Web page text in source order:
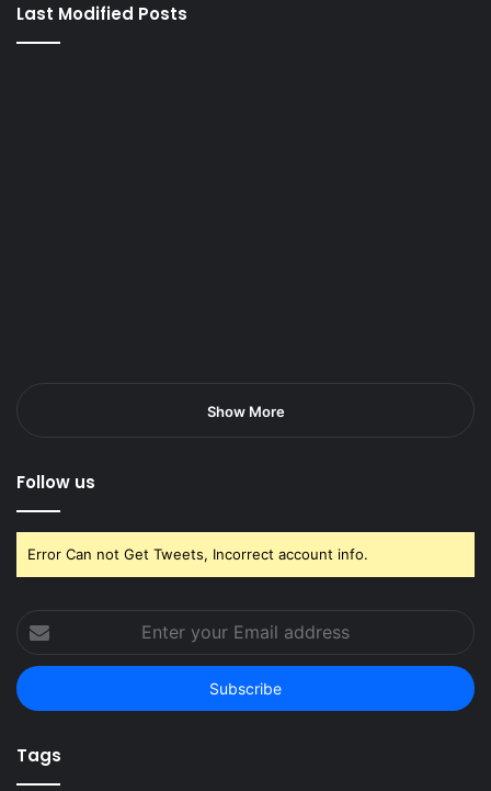
Last Modified Posts
Show More
Follow us
Error Can not Get Tweets, Incorrect account info.
your
Email
address
Tags